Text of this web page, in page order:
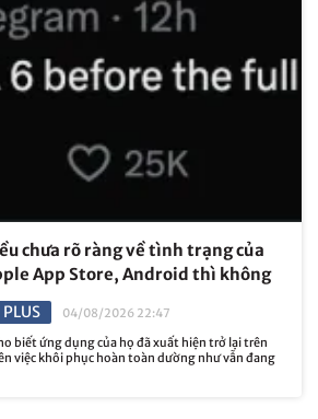
chưa rõ ràng về tình trạng của
App Store, Android thì không
04/08/2026 22:47
biết ứng dụng của họ đã xuất hiện trở lại trên
việc khôi phục hoàn toàn dường như vẫn đang